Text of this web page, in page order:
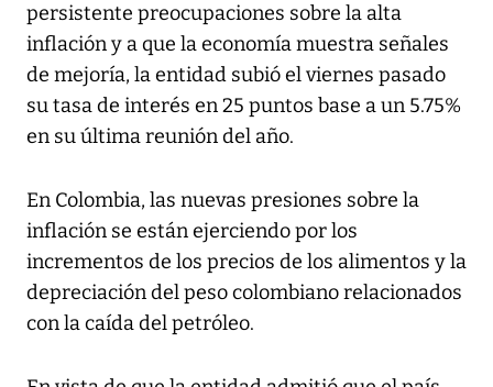
persistente preocupaciones sobre la alta
inflación y a que la economía muestra señales
de mejoría, la entidad subió el viernes pasado
su tasa de interés en 25 puntos base a un 5.75%
en su última reunión del año.
En Colombia, las nuevas presiones sobre la
inflación se están ejerciendo por los
incrementos de los precios de los alimentos y la
depreciación del peso colombiano relacionados
con la caída del petróleo.